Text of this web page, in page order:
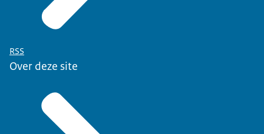
RSS
Over deze site